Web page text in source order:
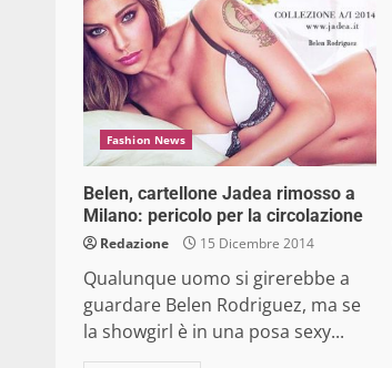
Fashion News
Belen, cartellone Jadea rimosso a
Milano: pericolo per la circolazione
Redazione 15 Dicembre 2014
Qualunque uomo si girerebbe a
guardare Belen Rodriguez, ma se
la showgirl è in una posa sexy...